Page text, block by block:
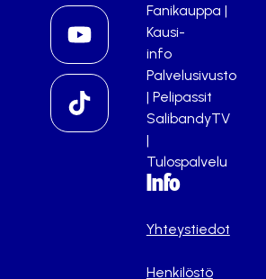
Fanikauppa |
Kausi-
info
Palvelusivusto
| Pelipassit
SalibandyTV
|
Tulospalvelu
Info
Yhteystiedot
Henkilöstö